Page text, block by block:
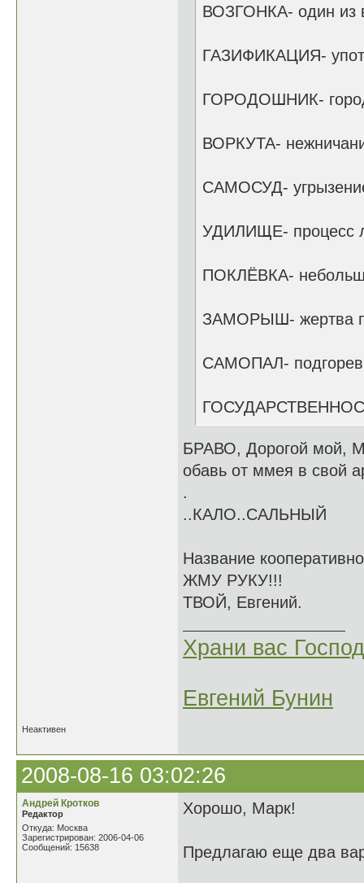
ВОЗГОНКА- один из
ГАЗИФИКАЦИЯ-
ГОРОДОШНИК-
ВОРКУТА-
САМОСУД-
УДИЛИЩЕ- процесс
ПОКЛЁВКА-
ЗАМОРЫШ- жертва
САМОПАЛ-
БРАВО, Дорогой мой,
обавь от ммея в свой
.
..КАЛО..САЛЬНЫЙ
Название
ЖМУ РУКУ!!!
ТВОЙ, Евгений.
Храни вас
Евгений Бунин
Неактивен
2008-08-16 03:02:26
Андрей Кротков
Редактор
Откуда: Москва
Зарегистрирован: 2006-04-06
Сообщений: 15638
Хорошо, Марк!
Предлагаю еще два